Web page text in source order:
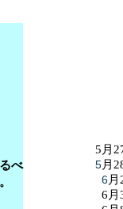
5月
5月
6
6月
べ